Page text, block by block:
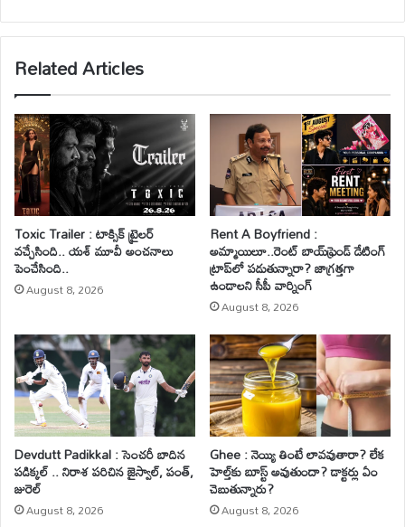
bsi
te
Related Articles
Toxic Trailer : టాక్సిక్ ట్రైలర్
వచ్చేసింది.. యశ్ మూవీ అంచనాలు
పెంచేసింది..
August 8, 2026
Rent A Boyfriend :
అమ్మాయిలూ..రెంట్ బాయ్‌ఫ్రెండ్ డేటింగ్
ట్రాప్‌లో పడుతున్నారా? జాగ్రత్తగా
ఉండాలని సీపీ వార్నింగ్
August 8, 2026
Devdutt Padikkal : సెంచరీ బాదిన
పడిక్కల్ .. నిరాశ పరిచిన జైస్వాల్, పంత్,
జురెల్
August 8, 2026
Ghee : నెయ్యి తింటే లావవుతారా? లేక
హెల్త్‌కు బూస్ట్ అవుతుందా? డాక్టర్లు ఏం
చెబుతున్నారు?
August 8, 2026